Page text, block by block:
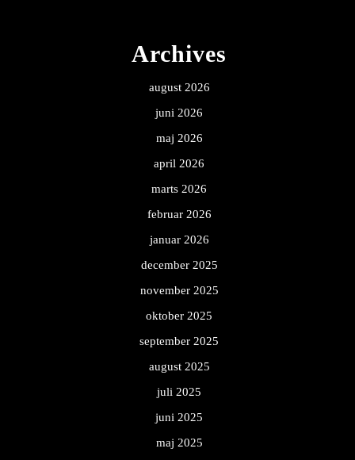
Archives
august 2026
juni 2026
maj 2026
april 2026
marts 2026
februar 2026
januar 2026
december 2025
november 2025
oktober 2025
september 2025
august 2025
juli 2025
juni 2025
maj 2025